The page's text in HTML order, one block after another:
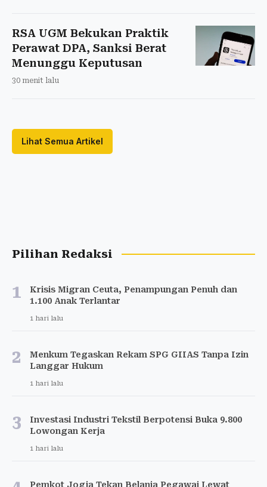
RSA UGM Bekukan Praktik
Perawat DPA, Sanksi Berat
Menunggu Keputusan
30 menit lalu
Lihat Semua Artikel
Pilihan Redaksi
1
Krisis Migran Ceuta, Penampungan Penuh dan
1.100 Anak Terlantar
1 hari lalu
2
Menkum Tegaskan Rekam SPG GIIAS Tanpa Izin
Langgar Hukum
1 hari lalu
3
Investasi Industri Tekstil Berpotensi Buka 9.800
Lowongan Kerja
1 hari lalu
Pemkot Jogja Tekan Belanja Pegawai Lewat